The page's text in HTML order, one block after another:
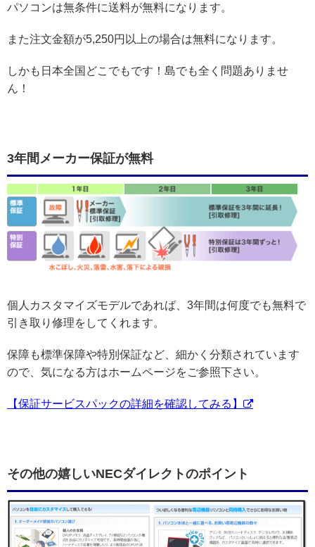
パソコンは無条件に送料が無料になります。
また注文金額が5,250円以上の場合は無料になります。
しかも日本全国どこでもです！島でも全く問題ありませ
ん！
3年間メーカー保証が無料
個人カスタマイズモデルであれば、3年間は何度でも無料で
引き取り修理をしてくれます。
保障も標準保障や特別保証など、細かく分類されています
ので、気になる方はホームページをご参照下さい。
【保証サービスパックの詳細を確認してみる】
その他の嬉しいNECダイレクトのポイント